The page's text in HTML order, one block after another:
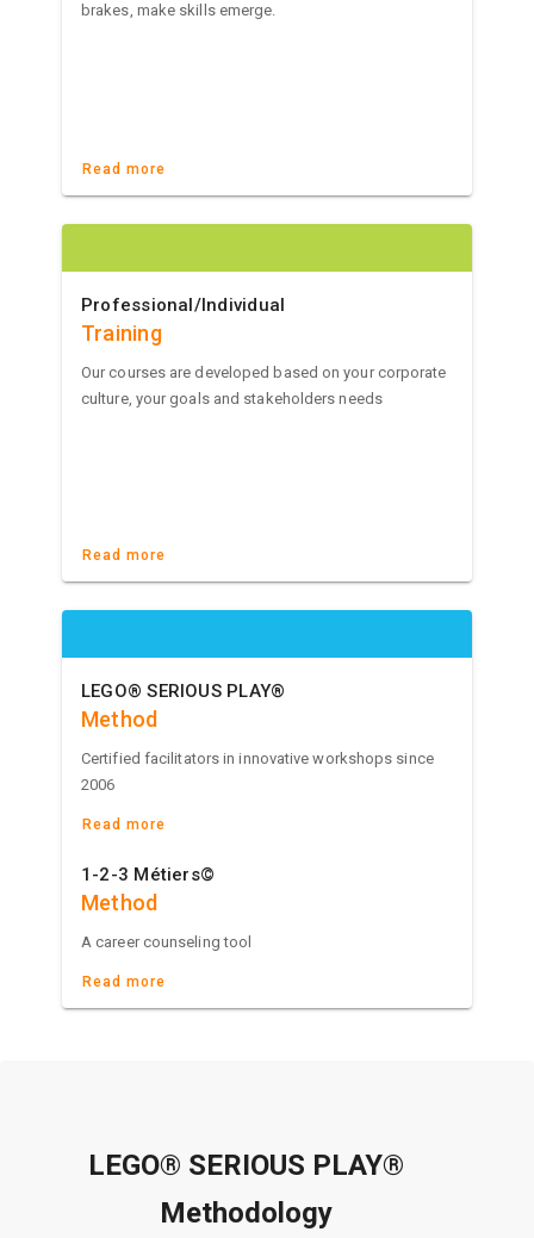
brakes, make skills emerge.
Read more
Professional/Individual
Training
Our courses are developed based on your corporate
culture, your goals and stakeholders needs
Read more
LEGO® SERIOUS PLAY®
Method
Certified facilitators in innovative workshops since
2006
Read more
1-2-3 Métiers©
Method
A career counseling tool
Read more
LEGO® SERIOUS PLAY®
Methodology